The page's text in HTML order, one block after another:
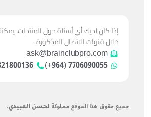
إذا كان لديك أي أسئلة حول المنتجات،
خلال قنوات الاتصال المذكورة .
ask@brainclubpro.com
7706090055 (964+)
(964+)
جميع حقوق هذا الموقع مملوكة لحسن العبيدي.